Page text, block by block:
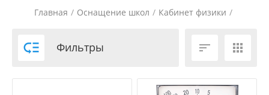
Главная / Оснащение школ / Кабинет физики /
 Фильтры  